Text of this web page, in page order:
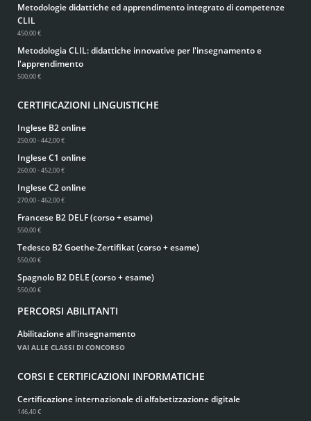
Metodologie didattiche ed apprendimento integrato di competenze
CLIL
450,00 €
Metodologia CLIL: didattiche innovative per l'insegnamento e
l'apprendimento
500,00 €
CERTIFICAZIONI LINGUISTICHE
Inglese B2 online
250,00 - 442,00 €
Inglese C1 online
260,00 - 452,00 €
Inglese C2 online
270,00 - 462,00 €
Francese B2 DELF (corso + esame)
550,00 €
Tedesco B2 Goethe-Zertifikat (corso + esame)
550,00 €
Spagnolo B2 DELE (corso + esame)
550,00 €
PERCORSI ABILITANTI
Abilitazione all'insegnamento
VAI ALLE CLASSI DI CONCORSO
CORSI E CERTIFICAZIONI INFORMATICHE
Certificazione internazionale di alfabetizzazione digitale
146,40 €